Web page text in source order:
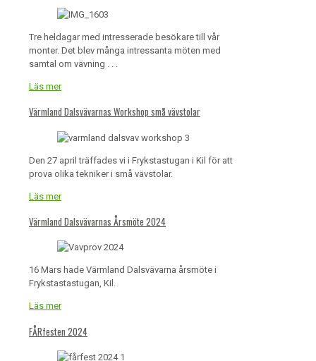
Tre heldagar med intresserade besökare till vår
monter. Det blev många intressanta möten med
samtal om vävning . . .
Läs mer
Värmland Dalsvävarnas Workshop små vävstolar
Den 27 april träffades vi i Frykstastugan i Kil för att
prova olika tekniker i små vävstolar.
Läs mer
Värmland Dalsvävarnas Årsmöte 2024
16 Mars hade Värmland Dalsvävarna årsmöte i
Frykstastastugan, Kil.
Läs mer
FÅRfesten 2024